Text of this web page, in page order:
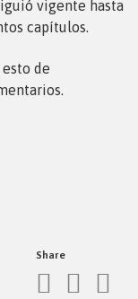
vigente hasta
capítulos.
esto de
Share